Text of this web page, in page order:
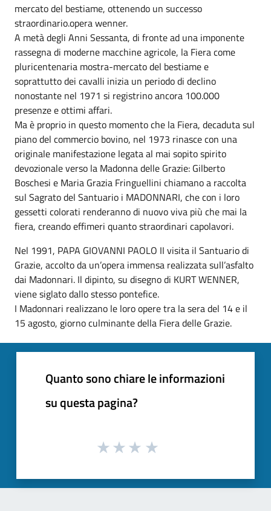
mercato del bestiame, ottenendo un successo
straordinario.opera wenner.
A metà degli Anni Sessanta, di fronte ad una imponente
rassegna di moderne macchine agricole, la Fiera come
pluricentenaria mostra-mercato del bestiame e
soprattutto dei cavalli inizia un periodo di declino
nonostante nel 1971 si registrino ancora 100.000
presenze e ottimi affari.
Ma è proprio in questo momento che la Fiera, decaduta sul
piano del commercio bovino, nel 1973 rinasce con una
originale manifestazione legata al mai sopito spirito
devozionale verso la Madonna delle Grazie: Gilberto
Boschesi e Maria Grazia Fringuellini chiamano a raccolta
sul Sagrato del Santuario i MADONNARI, che con i loro
gessetti colorati renderanno di nuovo viva più che mai la
fiera, creando effimeri quanto straordinari capolavori.
Nel 1991, PAPA GIOVANNI PAOLO II visita il Santuario di
Grazie, accolto da un’opera immensa realizzata sull’asfalto
dai Madonnari. Il dipinto, su disegno di KURT WENNER,
viene siglato dallo stesso pontefice.
I Madonnari realizzano le loro opere tra la sera del 14 e il
15 agosto, giorno culminante della Fiera delle Grazie.
Quanto sono chiare le informazioni
su questa pagina?